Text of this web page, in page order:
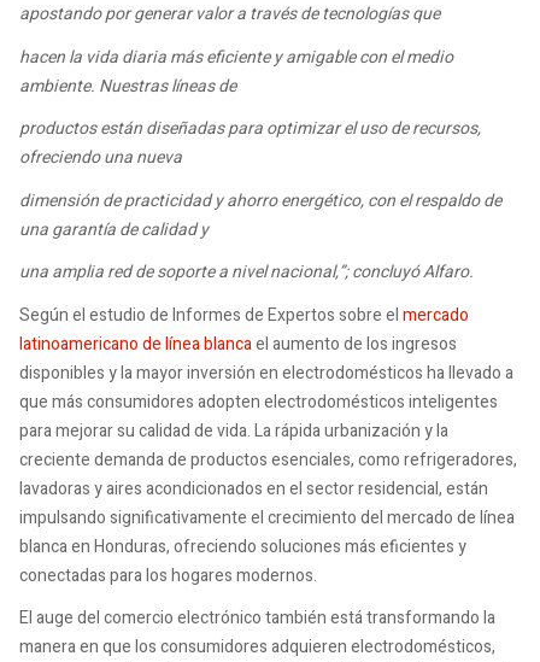
apostando por generar valor a través de tecnologías que
hacen la vida diaria más eficiente y amigable con el medio
ambiente. Nuestras líneas de
productos están diseñadas para optimizar el uso de recursos,
ofreciendo una nueva
dimensión de practicidad y ahorro energético, con el respaldo de
una garantía de calidad y
una amplia red de soporte a nivel nacional,”; concluyó Alfaro.
Según el estudio de Informes de Expertos sobre elmercado
latinoamericano de línea blancael aumento de los ingresos
disponibles y la mayor inversión en electrodomésticos ha llevado a
que más consumidores adopten electrodomésticos inteligentes
para mejorar su calidad de vida. La rápida urbanización y la
creciente demanda de productos esenciales, como refrigeradores,
lavadoras y aires acondicionados en el sector residencial, están
impulsando significativamente el crecimiento del mercado de línea
blanca en Honduras, ofreciendo soluciones más eficientes y
conectadas para los hogares modernos.
El auge del comercio electrónico también está transformando la
manera en que los consumidores adquieren electrodomésticos,